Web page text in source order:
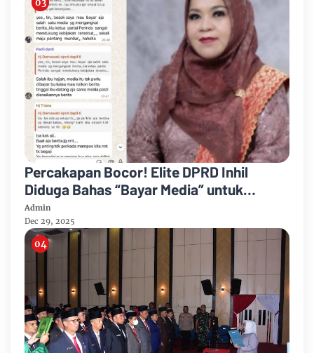
Percakapan Bocor! Elite DPRD Inhil
Diduga Bahas “Bayar Media” untuk
Dukung Kebijakan
Admin
Dec 29, 2025